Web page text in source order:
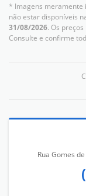
* Imagens meramente
não estar disponíveis
31/08/2026. Os
Consulte e confirme
Rua Gomes